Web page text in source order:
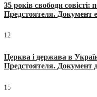
35 років свободи совісті:
Предстоятеля. Документ
12
Церква і держава в
Предстоятеля. Документ
15